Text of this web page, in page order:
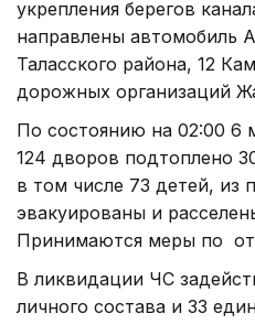
укрепления берегов
направлены автомобиль
Таласского района, 12
дорожных организаций
По состоянию на 02:00 6
124 дворов подтоплено
в том числе 73 детей, из
эвакуированы и
Принимаются меры по
В ликвидации ЧС
личного состава и 33